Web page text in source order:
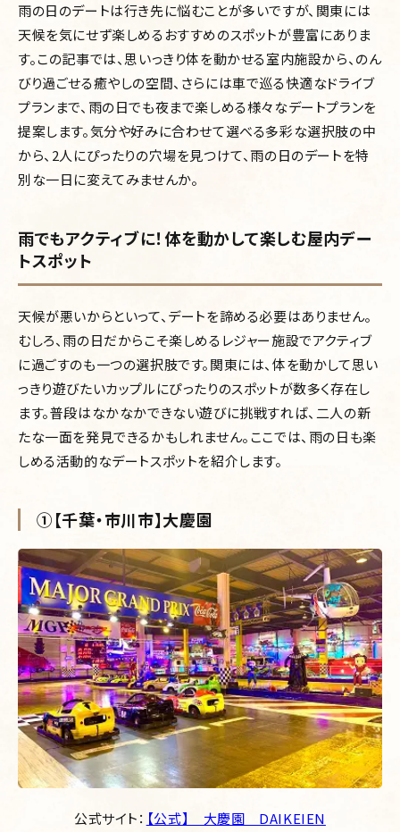
雨の日のデートは行き先に悩むことが多いですが、関東には
天候を気にせず楽しめるおすすめのスポットが豊富にありま
す。この記事では、思いっきり体を動かせる室内施設から、のん
びり過ごせる癒やしの空間、さらには車で巡る快適なドライブ
プランまで、雨の日でも夜まで楽しめる様々なデートプランを
提案します。気分や好みに合わせて選べる多彩な選択肢の中
から、2人にぴったりの穴場を見つけて、雨の日のデートを特
別な一日に変えてみませんか。
雨でもアクティブに！体を動かして楽しむ屋内デー
トスポット
天候が悪いからといって、デートを諦める必要はありません。
むしろ、雨の日だからこそ楽しめるレジャー施設でアクティブ
に過ごすのも一つの選択肢です。関東には、体を動かして思い
っきり遊びたいカップルにぴったりのスポットが数多く存在し
ます。普段はなかなかできない遊びに挑戦すれば、二人の新
たな一面を発見できるかもしれません。ここでは、雨の日も楽
しめる活動的なデートスポットを紹介します。
①【千葉・市川市】大慶園
公式サイト： 【公式】 大慶園 DAIKEIEN